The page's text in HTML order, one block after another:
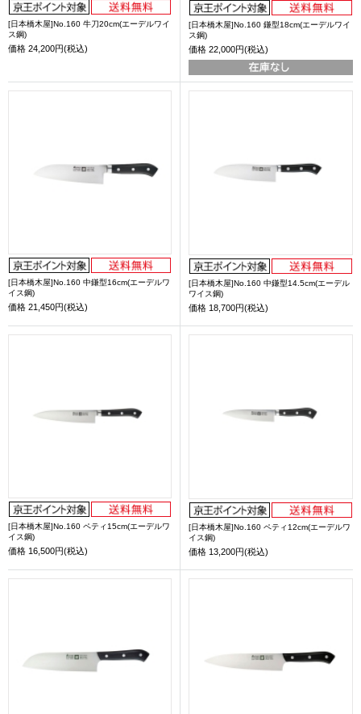
[日本橋木屋]No.160 牛刀20cm(エーデルワイ
ス鋼)
価格 24,200円(税込)
[日本橋木屋]No.160 鎌型18cm(エーデルワイ
ス鋼)
価格 22,000円(税込)
[日本橋木屋]No.160 中鎌型16cm(エーデルワ
イス鋼)
価格 21,450円(税込)
[日本橋木屋]No.160 中鎌型14.5cm(エーデル
ワイス鋼)
価格 18,700円(税込)
[日本橋木屋]No.160 ペティ15cm(エーデルワ
イス鋼)
価格 16,500円(税込)
[日本橋木屋]No.160 ペティ12cm(エーデルワ
イス鋼)
価格 13,200円(税込)